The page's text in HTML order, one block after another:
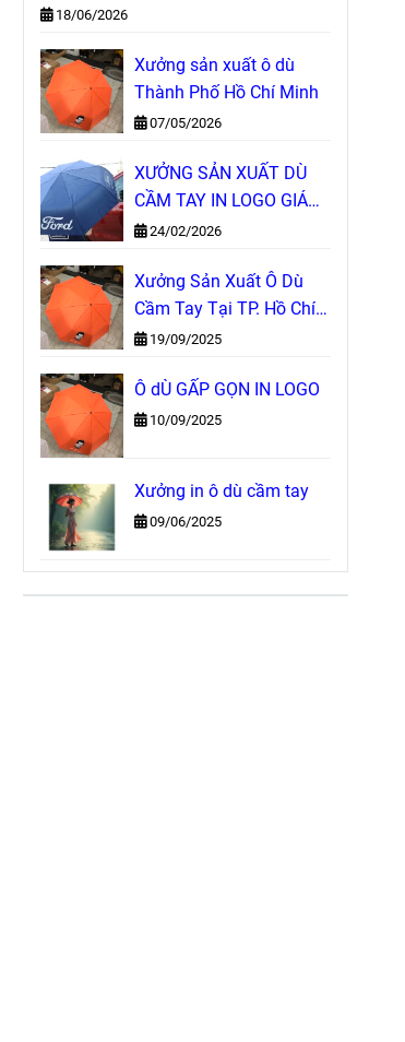
NHẬN IN LOGO THEO YÊU
18/06/2026
Xưởng sản xuất ô dù
Thành Phố Hồ Chí Minh
07/05/2026
XƯỞNG SẢN XUẤT DÙ
CẦM TAY IN LOGO GIÁ
GỐC
24/02/2026
Xưởng Sản Xuất Ô Dù
Cầm Tay Tại TP. Hồ Chí
Minh
19/09/2025
Ô dÙ GẤP GỌN IN LOGO
10/09/2025
Xưởng in ô dù cầm tay
09/06/2025